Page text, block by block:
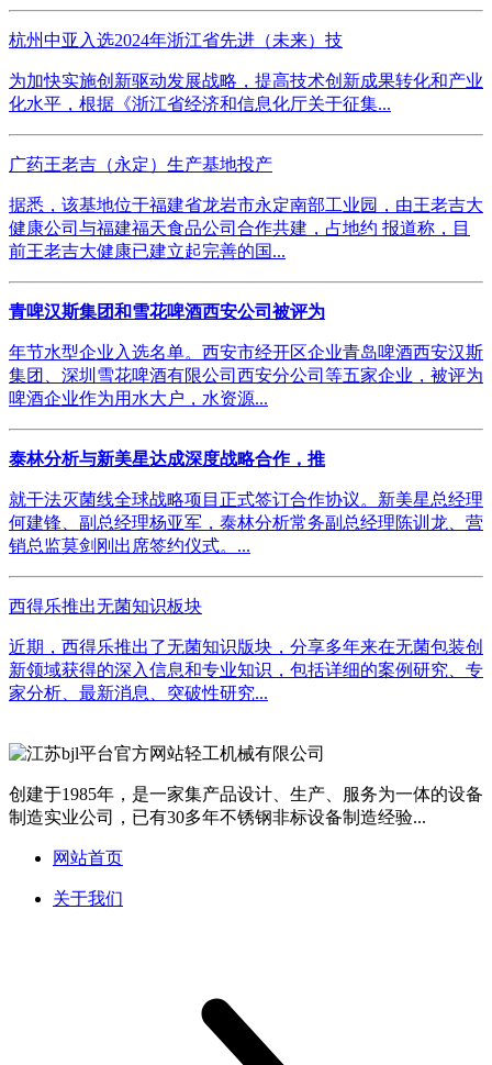
杭州中亚入选2024年浙江省先进（未来）技
为加快实施创新驱动发展战略，提高技术创新成果转化和产业
化水平，根据《浙江省经济和信息化厅关于征集...
广药王老吉（永定）生产基地投产
据悉，该基地位于福建省龙岩市永定南部工业园，由王老吉大
健康公司与福建福天食品公司合作共建，占地约 报道称，目
前王老吉大健康已建立起完善的国...
青啤汉斯集团和雪花啤酒西安公司被评为
年节水型企业入选名单。西安市经开区企业青岛啤酒西安汉斯
集团、深圳雪花啤酒有限公司西安分公司等五家企业，被评为
啤酒企业作为用水大户，水资源...
泰林分析与新美星达成深度战略合作，推
就干法灭菌线全球战略项目正式签订合作协议。新美星总经理
何建锋、副总经理杨亚军，泰林分析常务副总经理陈训龙、营
销总监莫剑刚出席签约仪式。...
西得乐推出无菌知识板块
近期，西得乐推出了无菌知识版块，分享多年来在无菌包装创
新领域获得的深入信息和专业知识，包括详细的案例研究、专
家分析、最新消息、突破性研究...
创建于1985年，是一家集产品设计、生产、服务为一体的设备
制造实业公司，已有30多年不锈钢非标设备制造经验...
网站首页
关于我们